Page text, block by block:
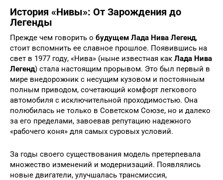
История «Нивы»: От Зарождения до
Легенды
Прежде чем говорить о будущем Лада Нива Легенд,
стоит вспомнить ее славное прошлое. Появившись на
свет в 1977 году, «Нива» (ныне известная как Лада Нива
Легенд) стала настоящим прорывом. Это был первый в
мире внедорожник с несущим кузовом и постоянным
полным приводом, сочетающий комфорт легкового
автомобиля с исключительной проходимостью. Она
полюбилась не только в Советском Союзе, но и далеко
за его пределами, завоевав репутацию надежного
«рабочего коня» для самых суровых условий.
За годы своего существования модель претерпевала
множество изменений и модернизаций. Появлялись
новые двигатели, улучшалась трансмиссия,